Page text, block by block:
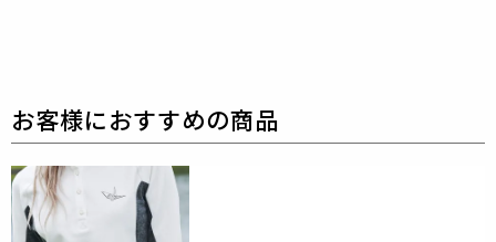
合成皮革（ポリウレタン）